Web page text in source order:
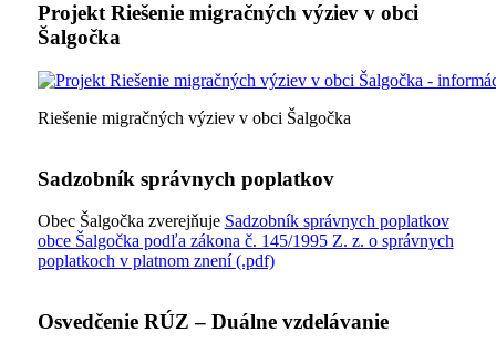
Projekt Riešenie migračných výziev v obci
Šalgočka
Riešenie migračných výziev v obci Šalgočka
Sadzobník správnych poplatkov
Obec Šalgočka zverejňuje Sadzobník správnych poplatkov
obce Šalgočka podľa zákona č. 145/1995 Z. z. o správnych
poplatkoch v platnom znení (.pdf)
Osvedčenie RÚZ – Duálne vzdelávanie